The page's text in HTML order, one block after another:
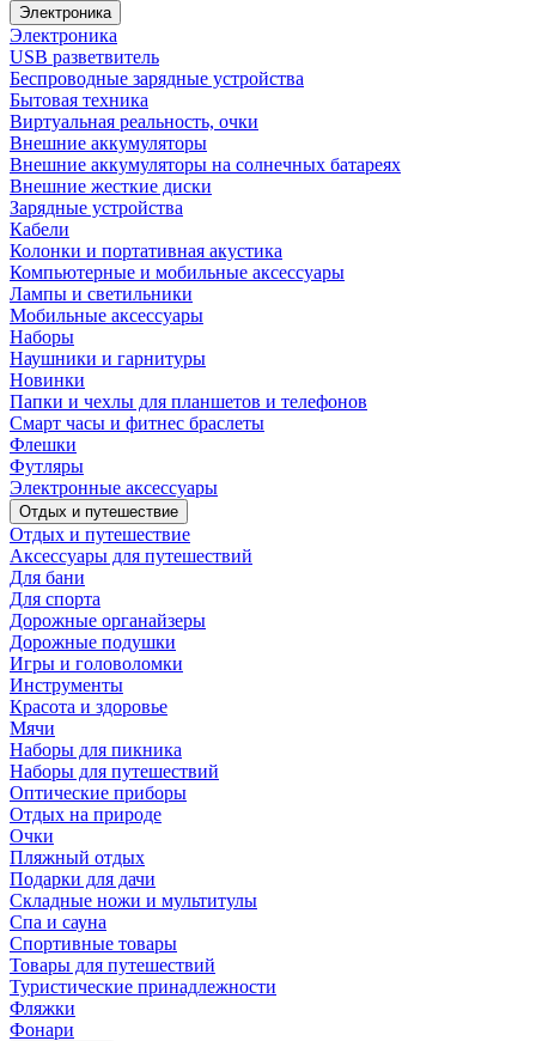
Электроника
Электроника
USB разветвитель
Беспроводные зарядные устройства
Бытовая техника
Виртуальная реальность, очки
Внешние аккумуляторы
Внешние аккумуляторы на солнечных батареях
Внешние жесткие диски
Зарядные устройства
Кабели
Колонки и портативная акустика
Компьютерные и мобильные аксессуары
Лампы и светильники
Мобильные аксессуары
Наборы
Наушники и гарнитуры
Новинки
Папки и чехлы для планшетов и телефонов
Смарт часы и фитнес браслеты
Флешки
Футляры
Электронные аксессуары
Отдых и путешествие
Отдых и путешествие
Аксессуары для путешествий
Для бани
Для спорта
Дорожные органайзеры
Дорожные подушки
Игры и головоломки
Инструменты
Красота и здоровье
Мячи
Наборы для пикника
Наборы для путешествий
Оптические приборы
Отдых на природе
Очки
Пляжный отдых
Подарки для дачи
Складные ножи и мультитулы
Спа и сауна
Спортивные товары
Товары для путешествий
Туристические принадлежности
Фляжки
Фонари